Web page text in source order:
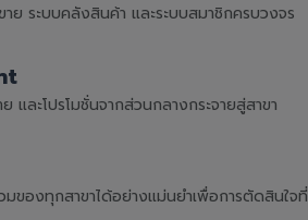
าย ระบบคลังสินค้า และระบบสมาชิกครบวงจร
และโปรโมชั่นจากส่วนกลางกระจายสู่สาขา
มของทุกสาขาได้อย่างแม่นยำเพื่อการตัดสินใจที่